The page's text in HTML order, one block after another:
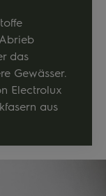
das
Gewässer.
Electrolux
aus